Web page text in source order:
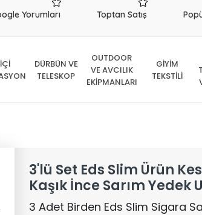
Yorumları Toptan Satış
DÜRBÜN VE
TELESKOP
OUTDOOR
VE AVCILIK
EKİPMANLARI
GİYİM
TEKSTİLİ
3'lü Set Eds Slim Ürün
Kaşık İnce Sarım Yedek
3 Adet Birden Eds Slim Sigara